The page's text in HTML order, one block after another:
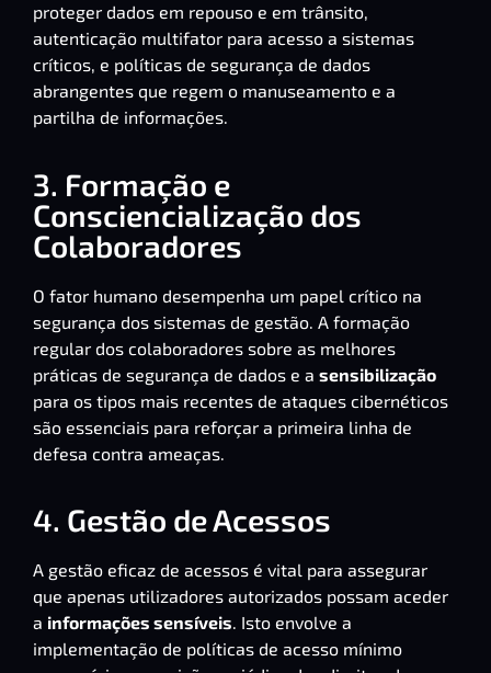
proteger dados em repouso e em trânsito,
autenticação multifator para acesso a sistemas
críticos, e políticas de segurança de dados
abrangentes que regem o manuseamento e a
partilha de informações.
3. Formação e
Consciencialização dos
Colaboradores
O fator humano desempenha um papel crítico na
segurança dos sistemas de gestão. A formação
regular dos colaboradores sobre as melhores
práticas de segurança de dados e a sensibilização
para os tipos mais recentes de ataques cibernéticos
são essenciais para reforçar a primeira linha de
defesa contra ameaças.
4. Gestão de Acessos
A gestão eficaz de acessos é vital para assegurar
que apenas utilizadores autorizados possam aceder
a informações sensíveis. Isto envolve a
implementação de políticas de acesso mínimo